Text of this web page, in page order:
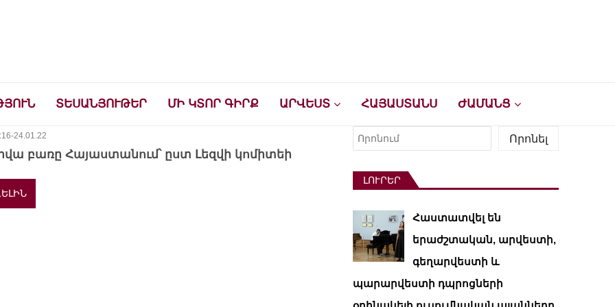
ՏԵՍԱՆՅՈՒԹԵՐ ՄԻ ԿՏՈՐ ԳԻՐՔ ԱՐՎԵՍՏ ՀԱՅԱՍՏԱՆՍ ԺԱՄԱՆՑ
24.01.22
բառը Հայաստանում՝ ըստ Լեզվի կոմիտեի
Որոնել
Որոնել
ԼՈՒՐԵՐ
Հաստատվել են
երաժշտական, արվեստի,
գեղարվեստի և
պարարվեստի դպրոցների